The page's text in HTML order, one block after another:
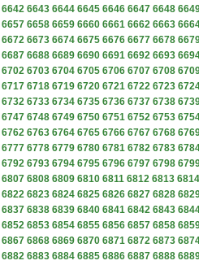
6642 6643 6644 6645 6646 6647 6648
6657 6658 6659 6660 6661 6662 6663
6672 6673 6674 6675 6676 6677 6678
6687 6688 6689 6690 6691 6692 6693
6702 6703 6704 6705 6706 6707 6708
6717 6718 6719 6720 6721 6722 6723
6732 6733 6734 6735 6736 6737 6738
6747 6748 6749 6750 6751 6752 6753
6762 6763 6764 6765 6766 6767 6768
6777 6778 6779 6780 6781 6782 6783
6792 6793 6794 6795 6796 6797 6798
6807 6808 6809 6810 6811 6812 6813 6814
6822 6823 6824 6825 6826 6827 6828
6837 6838 6839 6840 6841 6842 6843
6852 6853 6854 6855 6856 6857 6858
6867 6868 6869 6870 6871 6872 6873
6882 6883 6884 6885 6886 6887 6888